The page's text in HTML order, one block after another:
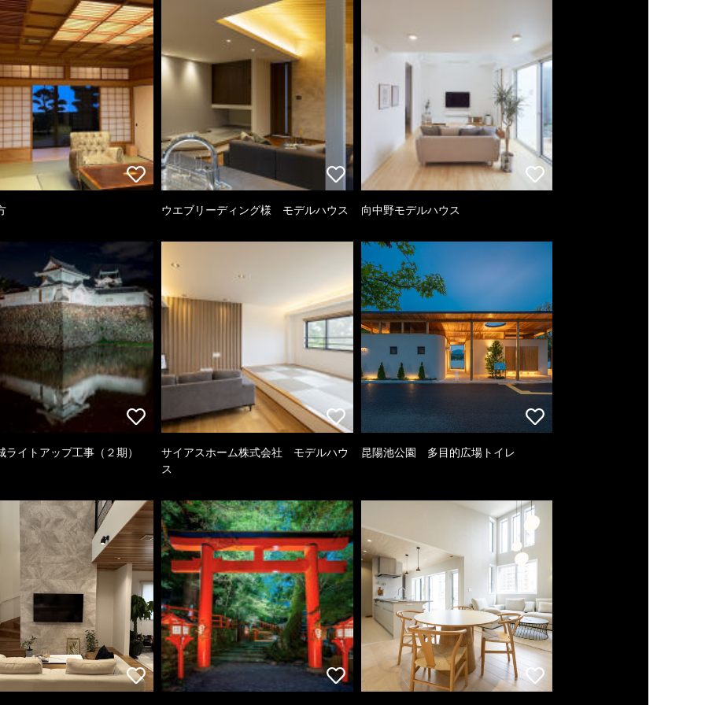
ウエブリーディング様 モデルハウス 向中野モデルハウス
ライトアップ工事（２期）
サイアスホーム株式会社 モデルハウ
ス
昆陽池公園 多目的広場トイレ